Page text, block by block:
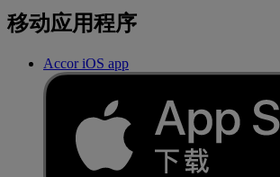
移动应用程序
Accor iOS app